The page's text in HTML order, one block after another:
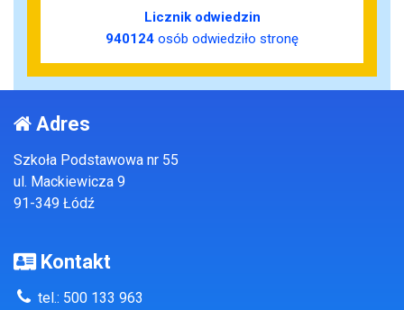
Licznik odwiedzin
940124 osób odwiedziło stronę
Adres
Szkoła Podstawowa nr 55
ul. Mackiewicza 9
91-349 Łódź
Kontakt
tel.: 500 133 963